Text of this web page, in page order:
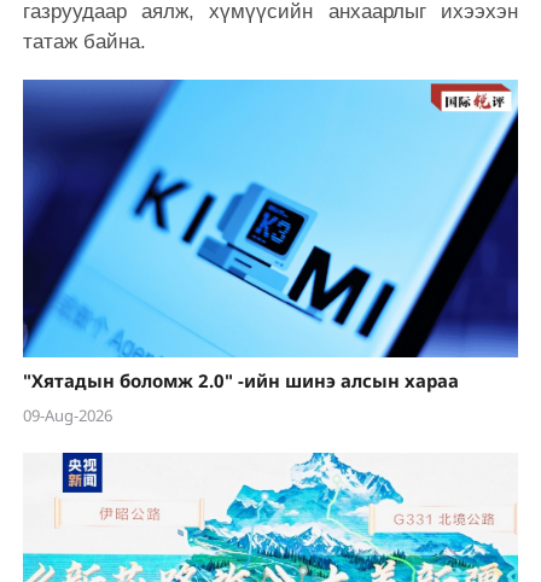
газруудаар аялж, хүмүүсийн анхаарлыг ихээхэн
татаж байна.
"Хятадын боломж 2.0" -ийн шинэ алсын хараа
09-Aug-2026